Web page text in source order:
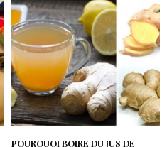
POURQUOI BOIRE DU JUS DE